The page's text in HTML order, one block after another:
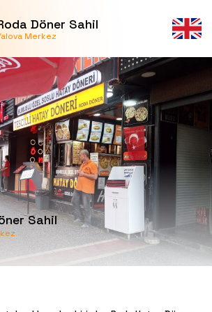
Döner Sahil
Merkez
Sahil